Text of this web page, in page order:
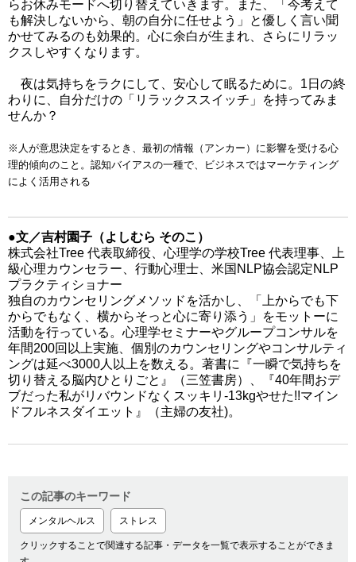
らお休みモードへ切り替えていきます。また、「今考えて
も解決しないから、朝の自分に任せよう」と優しく言い聞
かせてみるのも効果的。心に余白が生まれ、さらにリラッ
クスしやすくなります。
夜は気持ちをラクにして、安心して眠るために。1日の終
わりに、自分だけの「リラックススイッチ」を持ってみま
せんか？
※人が意思決定をするとき、最初の情報（アンカー）に影響を受ける心
理的傾向のこと。認知バイアスの一種で、ビジネスではマーケティング
によく活用される
●文／吉村園子（よしむら そのこ）
株式会社Tree 代表取締役、心理学の学校Tree 代表理事、上
級心理カウンセラー、行動心理士、米国NLP協会認定NLP
プラクティショナー
独自のカウンセリングメソッドを活かし、「上からでも下
からでもなく、横からそっと心に寄り添う」をモットーに
活動を行っている。心理学セミナーやグループコンサルを
年間200回以上実施、個別のカウンセリングやコンサルティ
ングは延べ3000人以上を数える。著書に『一瞬で気持ちを
切り替える脳内ひとりごと』（三笠書房）、『40年間おデ
ブだった私がリバウンドなくスッキリ-13kgやせた!!マイン
ドフルネスダイエット』（主婦の友社)。
この記事のキーワード
メンタルヘルス ストレス
クリックすることで関連する記事・データを一覧で表示することができま